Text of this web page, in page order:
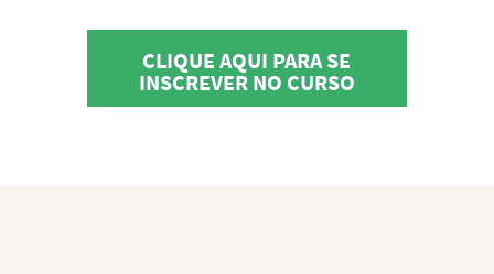
CLIQUE AQUI PARA SE
INSCREVER NO CURSO